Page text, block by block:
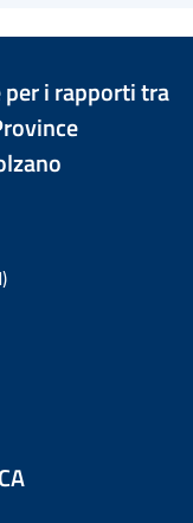
per i rapporti tra